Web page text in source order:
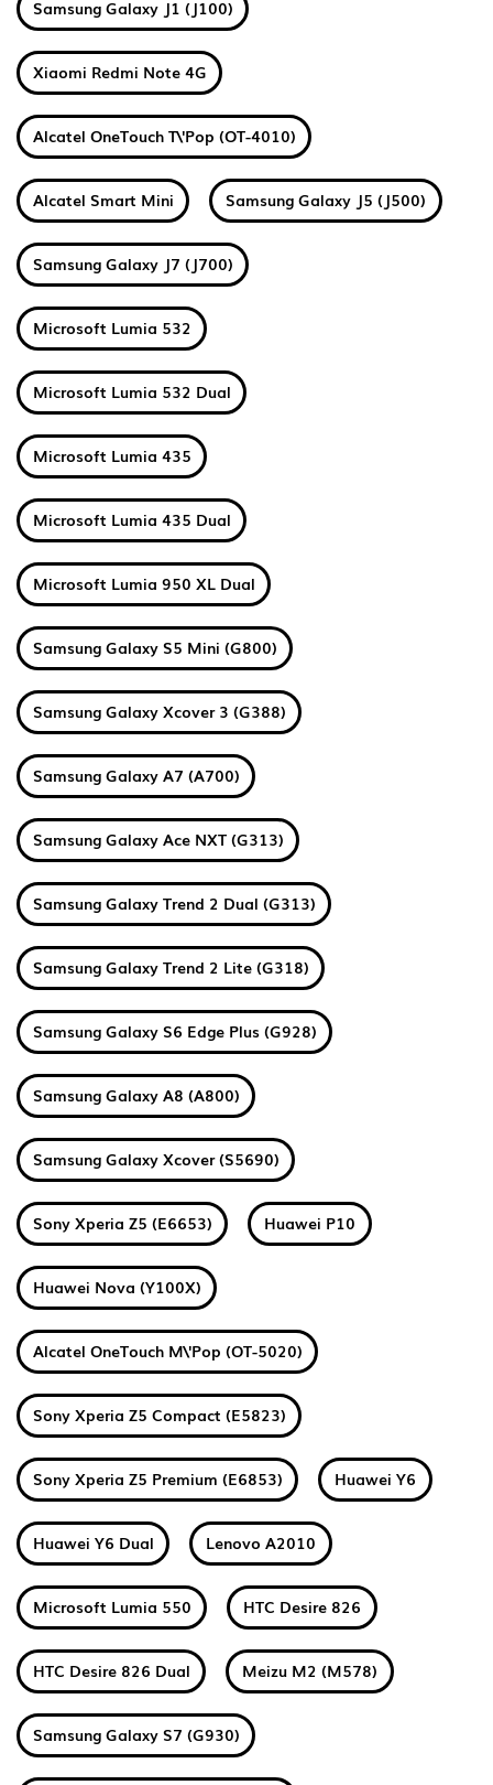
Samsung Galaxy J1 (J100)
Xiaomi Redmi Note 4G
Alcatel OneTouch T\'Pop (OT-4010)
Alcatel Smart Mini Samsung Galaxy J5 (J500)
Samsung Galaxy J7 (J700)
Microsoft Lumia 532
Microsoft Lumia 532 Dual
Microsoft Lumia 435
Microsoft Lumia 435 Dual
Microsoft Lumia 950 XL Dual
Samsung Galaxy S5 Mini (G800)
Samsung Galaxy Xcover 3 (G388)
Samsung Galaxy A7 (A700)
Samsung Galaxy Ace NXT (G313)
Samsung Galaxy Trend 2 Dual (G313)
Samsung Galaxy Trend 2 Lite (G318)
Samsung Galaxy S6 Edge Plus (G928)
Samsung Galaxy A8 (A800)
Samsung Galaxy Xcover (S5690)
Sony Xperia Z5 (E6653) Huawei P10
Huawei Nova (Y100X)
Alcatel OneTouch M\'Pop (OT-5020)
Sony Xperia Z5 Compact (E5823)
Sony Xperia Z5 Premium (E6853) Huawei Y6
Huawei Y6 Dual Lenovo A2010
Microsoft Lumia 550 HTC Desire 826
HTC Desire 826 Dual Meizu M2 (M578)
Samsung Galaxy S7 (G930)